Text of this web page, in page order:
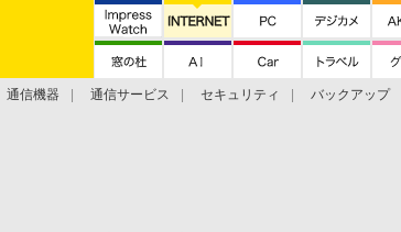
通信機器 通信サービス セキュリティ バックアップ